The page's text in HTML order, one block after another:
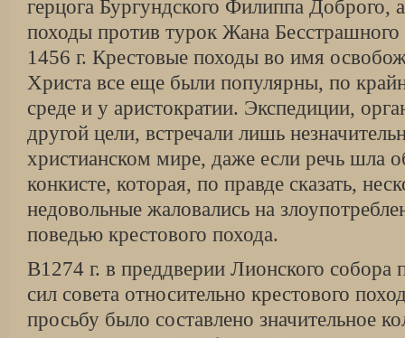
герцога Бургунд­ского Филиппа Доброго,
походы против турок Жана
1456 г. Крестовые похо­ды во имя
Христа все еще были популярны, по
среде и у аристократии. Экспедиции,
другой цели, встречали лишь
христианском мире, даже если речь шла
конкисте, которая, по правде сказать,
недовольные жаловались на
поведью крестового похода.
В1274 г. в преддверии Лионского
сил совета относительно крестового
просьбу было составлено значительное